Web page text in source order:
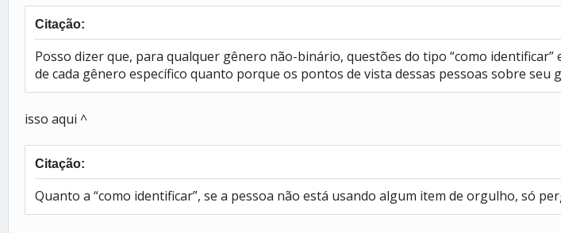
Citação:
Posso dizer que, para qualquer gênero não-binário, questões do tipo “como
de cada gênero específico quanto porque os pontos de vista dessas pessoas sobre seu
isso aqui ^
Citação:
Quanto a “como identificar”, se a pessoa não está usando algum item de orgulho, só